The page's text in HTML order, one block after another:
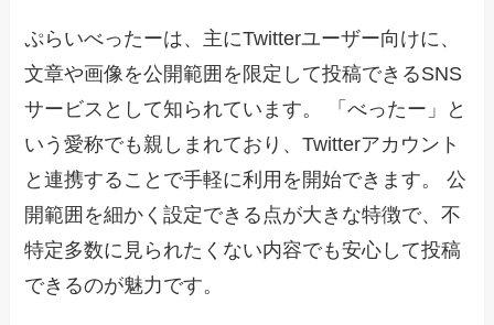
ぷらいべったーは、主にTwitterユーザー向けに、
文章や画像を公開範囲を限定して投稿できるSNS
サービスとして知られています。 「べったー」と
いう愛称でも親しまれており、Twitterアカウント
と連携することで手軽に利用を開始できます。 公
開範囲を細かく設定できる点が大きな特徴で、不
特定多数に見られたくない内容でも安心して投稿
できるのが魅力です。